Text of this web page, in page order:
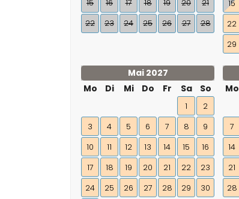
15
16 17 18 19 20
21
22
23 24 25 26 27 28
15
22
29
Mai 2027
Mo
Di Mi Do Fr Sa So
1
2
3
4 5 6 7 8
9
10
11 12 13 14 15
16
17
18 19 20 21 22
23
24
25 26 27 28 29 30
Mo
7
14
21
28